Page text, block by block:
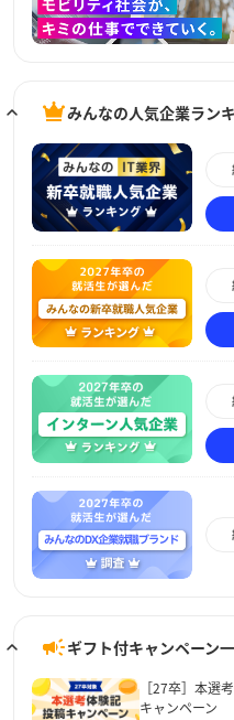
みんなの人気企業ラン
ギフト付キャンペーン
［27卒］本選
キャンペーン